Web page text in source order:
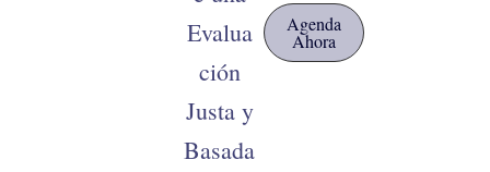
Evalua
ción
Justa y
Basada
Agenda
Ahora